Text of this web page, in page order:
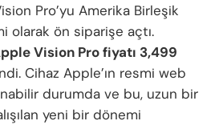
Pro’yu Amerika Birleşik
olarak ön siparişe açtı.
Vision Pro fiyatı 3,499
Cihaz Apple’ın resmi web
durumda ve bu, uzun bir
yeni bir dönemi